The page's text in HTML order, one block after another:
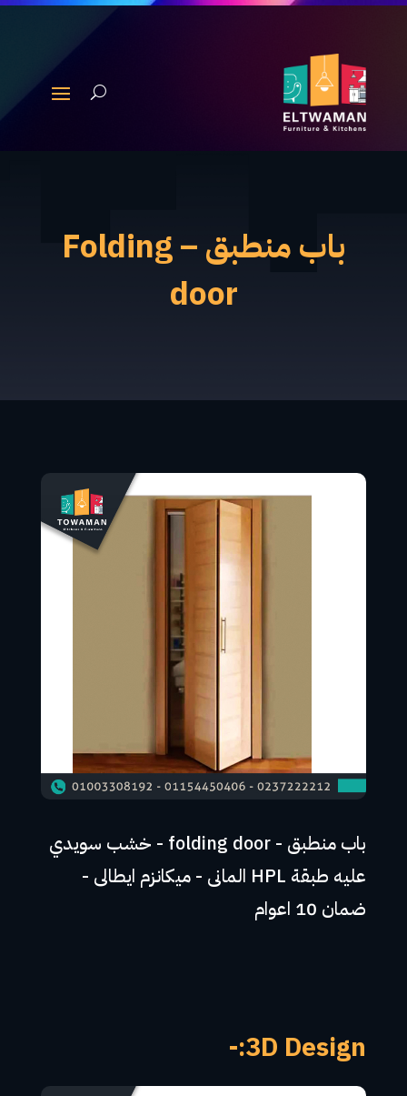
باب منطبق – Folding
door
باب منطبق - folding door - خشب سويدي
عليه طبقة HPL المانى - ميكانزم ايطالى -
ضمان 10 اعوام
3D Design:-